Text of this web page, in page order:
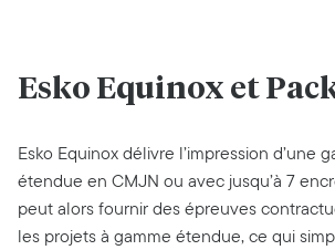
Esko Equinox et
Esko Equinox délivre l’impression d’une
étendue en CMJN ou avec jusqu’à 7
peut alors fournir des épreuves
les projets à gamme étendue, ce qui